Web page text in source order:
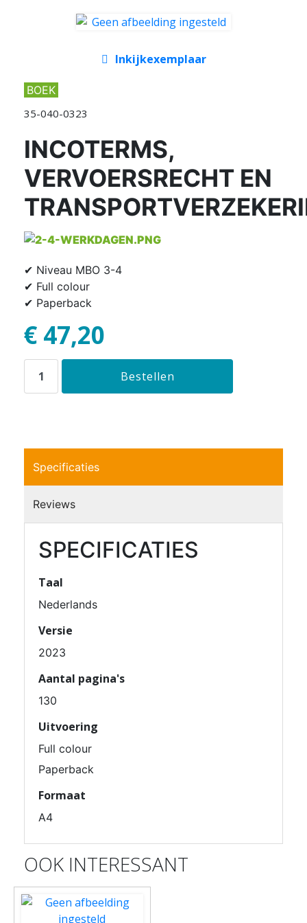
Inkijkexemplaar
35-040-0323
INCOTERMS,
VERVOERSRECHT EN
✔ Niveau MBO 3-4
✔ Full colour
✔ Paperback
€ 47,20
BOEK
Specificaties
Reviews
SPECIFICATIES
Taal
Nederlands
Versie
2023
Aantal pagina's
130
Uitvoering
Full colour
Paperback
Formaat
A4
OOK INTERESSANT